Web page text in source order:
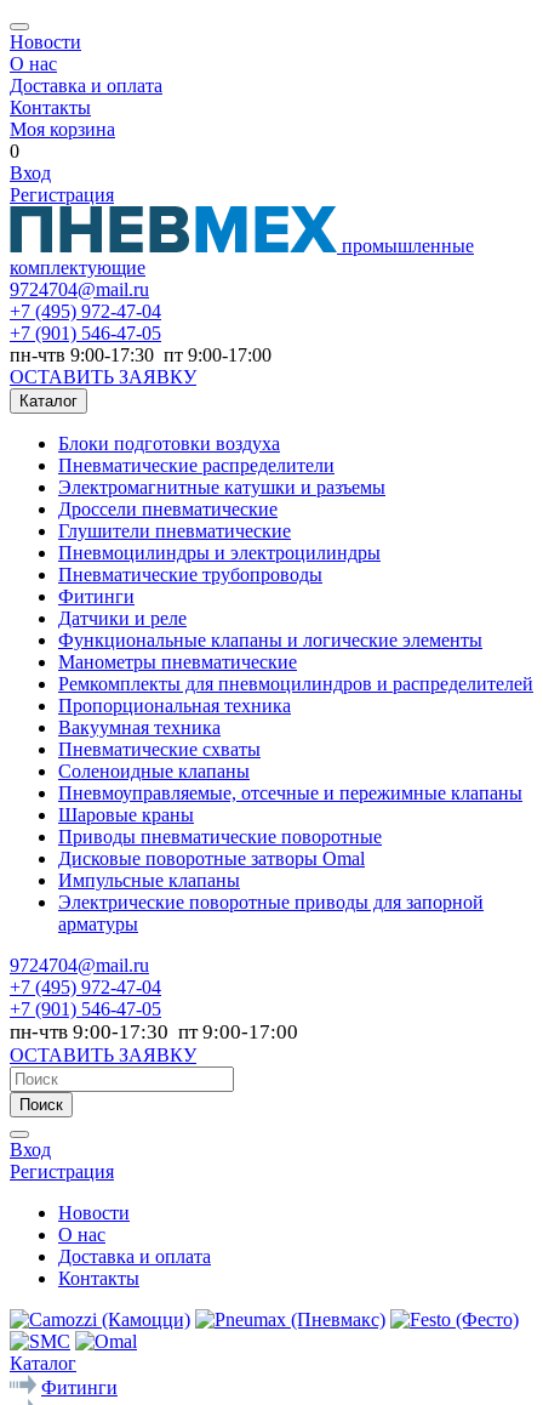
Новости
О нас
Доставка и оплата
Контакты
Моя корзина
0
Вход
Регистрация
промышленные
комплектующие
9724704@mail.ru
+7 (495) 972-47-04
+7 (901) 546-47-05
пн-чтв 9:00-17:30 пт 9:00-17:00
ОСТАВИТЬ ЗАЯВКУ
Каталог
Блоки подготовки воздуха
Пневматические распределители
Электромагнитные катушки и разъемы
Дроссели пневматические
Глушители пневматические
Пневмоцилиндры и электроцилиндры
Пневматические трубопроводы
Фитинги
Датчики и реле
Функциональные клапаны и логические элементы
Манометры пневматические
Ремкомплекты для пневмоцилиндров и распределителей
Пропорциональная техника
Вакуумная техника
Пневматические схваты
Соленоидные клапаны
Пневмоуправляемые, отсечные и пережимные клапаны
Шаровые краны
Приводы пневматические поворотные
Дисковые поворотные затворы Omal
Импульсные клапаны
Электрические поворотные приводы для запорной
арматуры
9724704@mail.ru
+7 (495) 972-47-04
+7 (901) 546-47-05
пн-чтв 9:00-17:30 пт 9:00-17:00
ОСТАВИТЬ ЗАЯВКУ
Поиск
Вход
Регистрация
Новости
О нас
Доставка и оплата
Контакты
Каталог
Фитинги